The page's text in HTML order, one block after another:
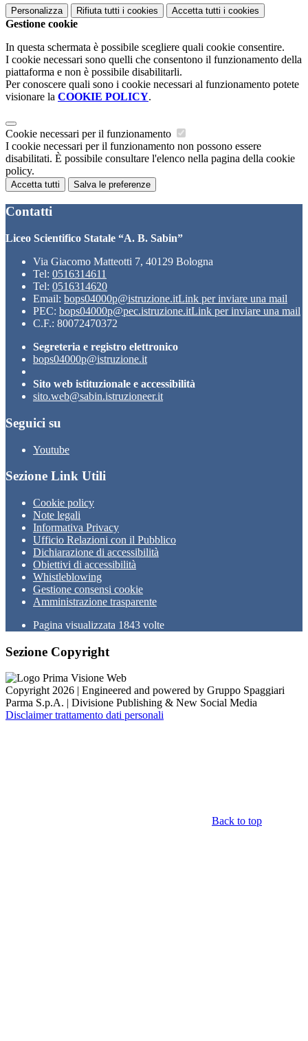
Personalizza Rifiuta tutti i cookies Accetta tutti i cookies
Gestione cookie
In questa schermata è possibile scegliere quali cookie consentire.
I cookie necessari sono quelli che consentono il funzionamento della
piattaforma e non è possibile disabilitarli.
Per conoscere quali sono i cookie necessari al funzionamento potete
visionare la COOKIE POLICY.
Cookie necessari per il funzionamento
I cookie necessari per il funzionamento non possono essere
disabilitati. È possibile consultare l'elenco nella pagina della cookie
policy.
Accetta tutti Salva le preferenze
Contatti
Liceo Scientifico Statale “A. B. Sabin”
Via Giacomo Matteotti 7, 40129 Bologna
Tel: 0516314611
Tel: 0516314620
Email: bops04000p@istruzione.itLink per inviare una mail
PEC: bops04000p@pec.istruzione.itLink per inviare una mail
C.F.: 80072470372
Segreteria e registro elettronico
bops04000p@istruzione.it
Sito web istituzionale e accessibilità
sito.web@sabin.istruzioneer.it
Seguici su
Youtube
Sezione Link Utili
Cookie policy
Note legali
Informativa Privacy
Ufficio Relazioni con il Pubblico
Dichiarazione di accessibilità
Obiettivi di accessibilità
Whistleblowing
Gestione consensi cookie
Amministrazione trasparente
Pagina visualizzata 1843 volte
Sezione Copyright
Copyright 2026 | Engineered and powered by Gruppo Spaggiari
Parma S.p.A. | Divisione Publishing & New Social Media
Disclaimer trattamento dati personali
Back to top